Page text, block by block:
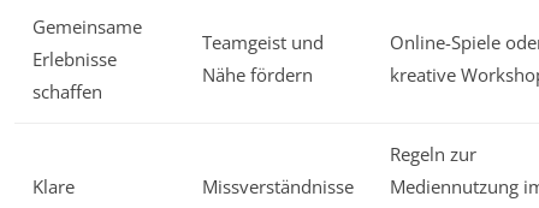
Gemeinsame
Erlebnisse
schaffen
Teamgeist und
Nähe fördern
Online-Spiele
kreative
Klare
Missverständnisse
Regeln zur
Mediennutzung